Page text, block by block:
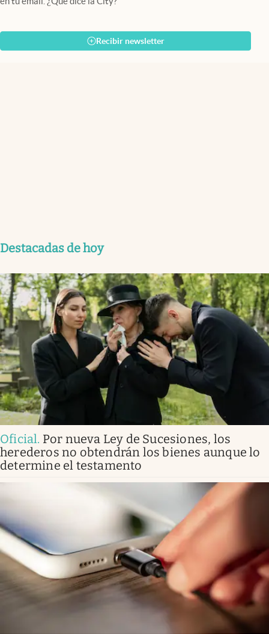
Recibir newsletter
Destacadas de hoy
Oficial. Por nueva Ley de Sucesiones, los
herederos no obtendrán los bienes aunque lo
determine el testamento